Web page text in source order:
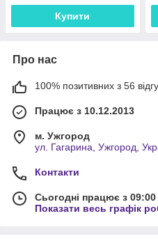
Купити
Про нас
100% позитивних з 56
Працює з 10.12.2013
м. Ужгород
ул. Гагарина, Ужгород,
Контакти
Сьогодні працює з
Показати весь графік